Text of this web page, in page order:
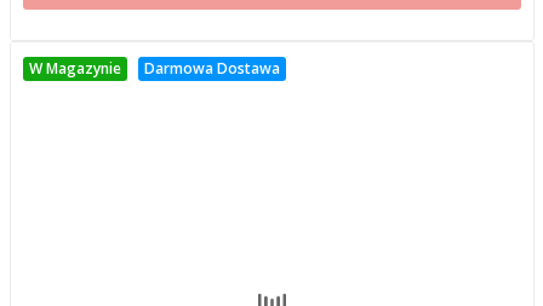
W Magazynie Darmowa Dostawa